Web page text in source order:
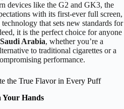
devices like the G2 and GK3, the
with its first-ever full screen,
that sets new standards for
it is the perfect choice for anyone
Arabia, whether you’re a
to traditional cigarettes or a
performance.
the True Flavor in Every Puff
Your Hands